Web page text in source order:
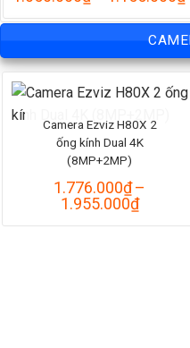
Camera Ezviz H80X 2
ống kính Dual 4K
(8MP+2MP)
1.776.000₫–
1.955.000₫Khoảng
giá: